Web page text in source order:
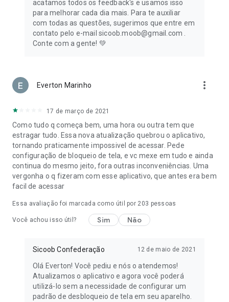
acatamos todos os feedback's e usamos isso
para melhorar cada dia mais. Para te auxiliar
com todas as questões, sugerimos que entre em
contato pelo e-mail sicoob.moob@gmail.com .
Conte com a gente! 💚
Everton Marinho more_vert
17 de março de 2021
Como tudo q começa bem, uma hora ou outra tem que
estragar tudo. Essa nova atualização quebrou o aplicativo,
tornando praticamente impossivel de acessar. Pede
configuração de bloqueio de tela, e vc mexe em tudo e ainda
continua do mesmo jeito, fora outras inconveniências. Uma
vergonha o q fizeram com esse aplicativo, que antes era bem
facil de acessar
Essa avaliação foi marcada como útil por 203 pessoas
Você achou isso útil? Sim Não
Sicoob Confederação 12 de maio de 2021
Olá Everton! Você pediu e nós o atendemos!
Atualizamos o aplicativo e agora você poderá
utilizá-lo sem a necessidade de configurar um
padrão de desbloqueio de tela em seu aparelho.